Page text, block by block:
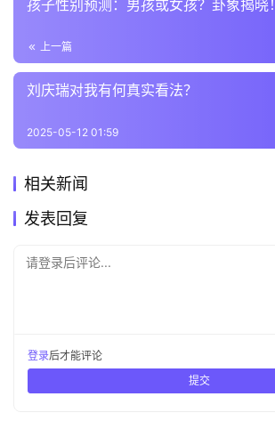
孩子性别预测：男孩或女孩？卦象揭晓！
上一篇
刘庆瑞对我有何真实看法？
2025-05-12 01:59
相关新闻
发表回复
请登录后评论...
登录后才能评论
提交